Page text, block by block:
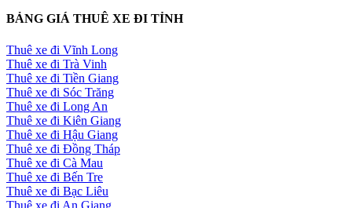
BẢNG GIÁ THUÊ XE ĐI TỈNH
Thuê xe đi Vĩnh Long
Thuê xe đi Trà Vinh
Thuê xe đi Tiền Giang
Thuê xe đi Sóc Trăng
Thuê xe đi Long An
Thuê xe đi Kiên Giang
Thuê xe đi Hậu Giang
Thuê xe đi Đồng Tháp
Thuê xe đi Cà Mau
Thuê xe đi Bến Tre
Thuê xe đi Bạc Liêu
Thuê xe đi An Giang